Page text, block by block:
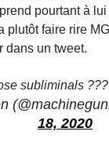
pourtant à
plutôt faire rire
dans un tweet.
subliminals
18, 2020